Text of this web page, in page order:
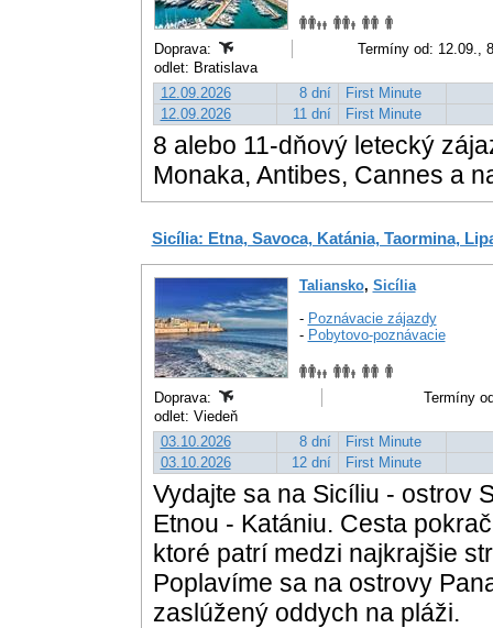
Doprava:
Termíny od: 12.09.,
odlet: Bratislava
12.09.2026
8 dní
First Minute
12.09.2026
11 dní First Minute
8 alebo 11-dňový letecký
Monaka, Antibes, Cannes a
Sicília: Etna, Savoca, Katánia, Taormina,
Taliansko, Sicília
- Poznávacie zájazdy
- Pobytovo-poznávacie
Doprava:
Termíny
odlet: Viedeň
03.10.2026
8 dní
First Minute
03.10.2026
12 dní First Minute
Vydajte sa na Sicíliu - ostrov
Etnou - Katániu. Cesta
ktoré patrí medzi najkrajšie
Poplavíme sa na ostrovy
zaslúžený oddych na pláži.